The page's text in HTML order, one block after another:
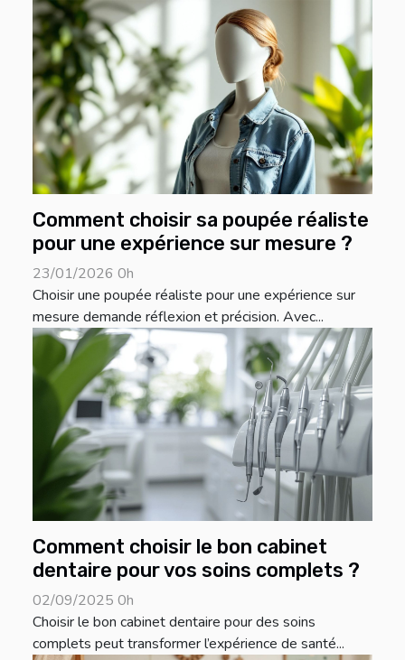
Comment choisir sa poupée réaliste
pour une expérience sur mesure ?
23/01/2026 0h
Choisir une poupée réaliste pour une expérience sur
mesure demande réflexion et précision. Avec...
Comment choisir le bon cabinet
dentaire pour vos soins complets ?
02/09/2025 0h
Choisir le bon cabinet dentaire pour des soins
complets peut transformer l’expérience de santé...